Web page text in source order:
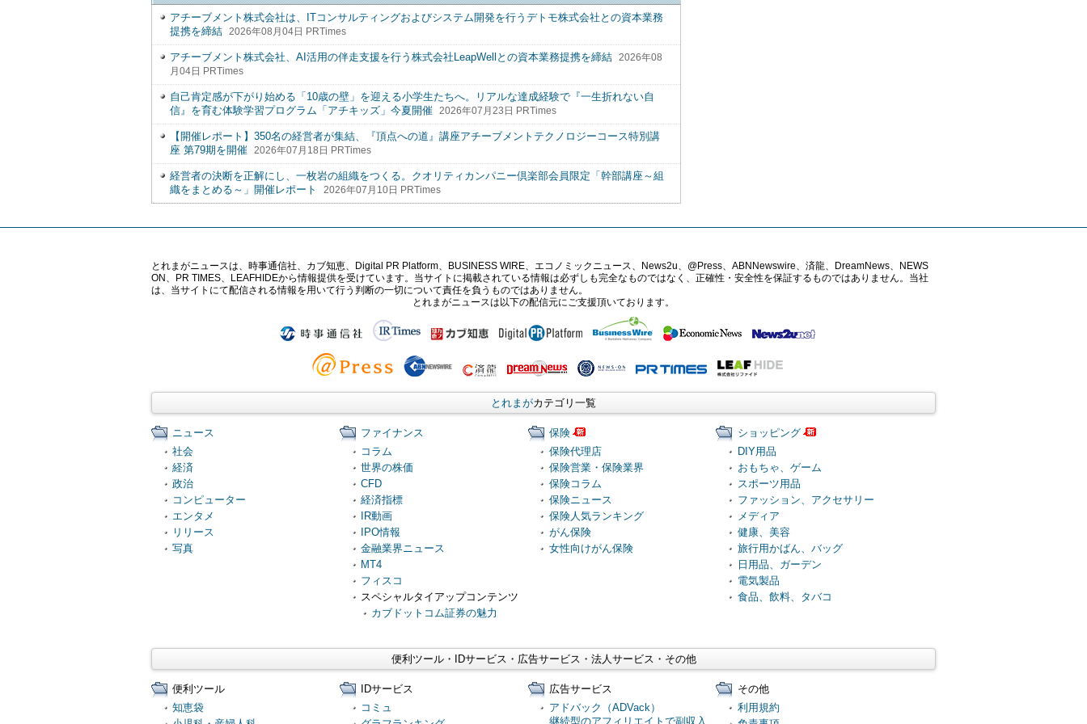
アチーブメント株式会社は、ITコンサルティングおよびシステム開発を行うデトモ株式会社との資本業務
提携を締結
2026年08月04日 PRTimes
アチーブメント株式会社、AI活用の伴走支援を行う株式会社LeapWellとの資本業務提携を締結
2026年08
月04日 PRTimes
自己肯定感が下がり始める「10歳の壁」を迎える小学生たちへ。リアルな達成経験で『一生折れない自
信』を育む体験学習プログラム「アチキッズ」今夏開催
2026年07月23日 PRTimes
【開催レポート】350名の経営者が集結、『頂点への道』講座アチーブメントテクノロジーコース特別講
座 第79期を開催
2026年07月18日 PRTimes
経営者の決断を正解にし、一枚岩の組織をつくる。クオリティカンパニー倶楽部会員限定「幹部講座～組
織をまとめる～」開催レポート
2026年07月10日 PRTimes
とれまがニュースは、時事通信社、カブ知恵、Digital PR Platform、BUSINESS WIRE、エコノミックニュース、News2u、@Press、ABNNewswire、済龍、DreamNews、NEWS
ON、PR TIMES、LEAFHIDEから情報提供を受けています。当サイトに掲載されている情報は必ずしも完全なものではなく、正確性・安全性を保証するものではありません。当社
は、当サイトにて配信される情報を用いて行う判断の一切について責任を負うものではありません。
とれまがニュースは以下の配信元にご支援頂いております。
とれまがカテゴリ一覧
ニュース
社会
経済
政治
コンピューター
エンタメ
リリース
写真
ファイナンス
コラム
世界の株価
CFD
経済指標
IR動画
IPO情報
金融業界ニュース
MT4
フィスコ
スペシャルタイアップコンテンツ
カブドットコム証券の魅力
保険
保険代理店
保険営業・保険業界
保険コラム
保険ニュース
保険人気ランキング
がん保険
女性向けがん保険
ショッピング
DIY用品
おもちゃ、ゲーム
スポーツ用品
ファッション、アクセサリー
メディア
健康、美容
旅行用かばん、バッグ
日用品、ガーデン
電気製品
食品、飲料、タバコ
便利ツール・IDサービス・広告サービス・法人サービス・その他
便利ツール
知恵袋
IDサービス
コミュ
広告サービス
アドバック（ADVack）
継続型のアフィリエイトで副収入
その他
利用規約